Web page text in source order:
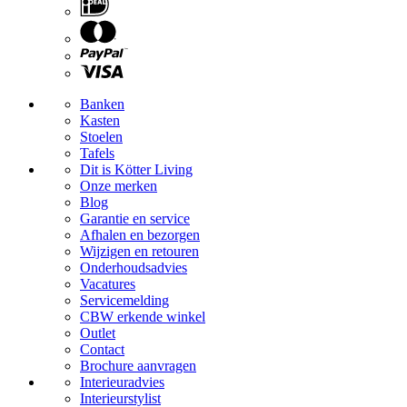
Banken
Kasten
Stoelen
Tafels
Dit is Kötter Living
Onze merken
Blog
Garantie en service
Afhalen en bezorgen
Wijzigen en retouren
Onderhoudsadvies
Vacatures
Servicemelding
CBW erkende winkel
Outlet
Contact
Brochure aanvragen
Interieuradvies
Interieurstylist